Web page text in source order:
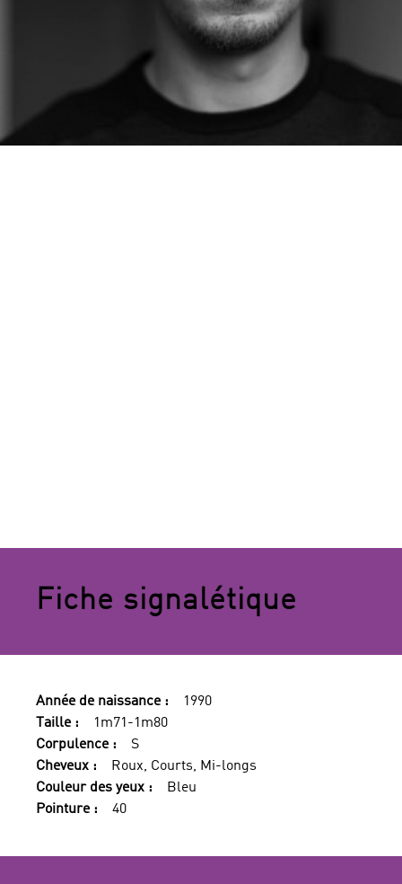
Fiche signalétique
Année de naissance :
1990
Taille :
1m71-1m80
Corpulence :
S
Cheveux :
Roux, Courts, Mi-longs
Couleur des yeux :
Bleu
Pointure :
40